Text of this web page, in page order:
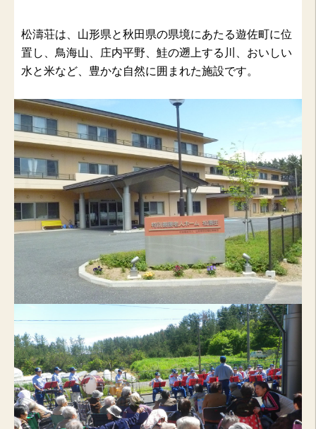
松濤荘は、山形県と秋田県の県境にあたる遊佐町に位
置し、鳥海山、庄内平野、鮭の遡上する川、おいしい
水と米など、豊かな自然に囲まれた施設です。